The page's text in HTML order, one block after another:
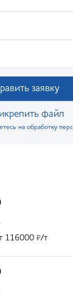
заявку
файл
на обработку
116000 ₽/т